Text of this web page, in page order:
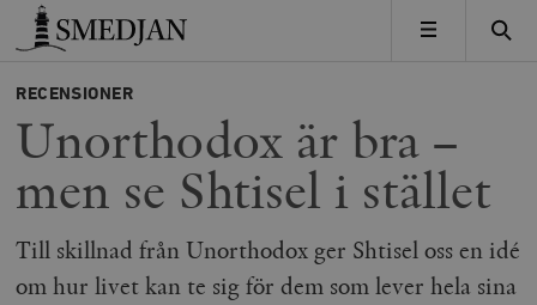
Timbro
MENY
RECENSIONER
Unorthodox är bra –
men se Shtisel i stället
Till skillnad från Unorthodox ger Shtisel oss en idé
om hur livet kan te sig för dem som lever hela sina